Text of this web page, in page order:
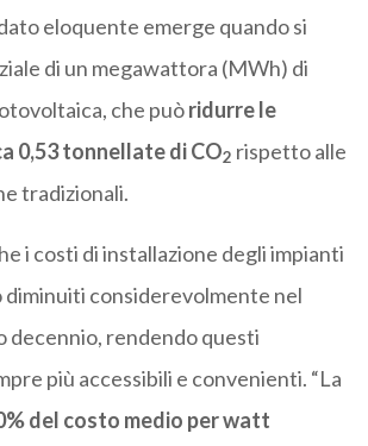
eloquente emerge quando si
di un megawattora (MWh) di
che puòridurre le
0,53 tonnellate di CO2 rispetto alle
tradizionali.
i costi di installazione degli impianti
diminuiti considerevolmente nel
decennio, rendendo questi
più accessibili e convenienti. “La
del costo medio per watt